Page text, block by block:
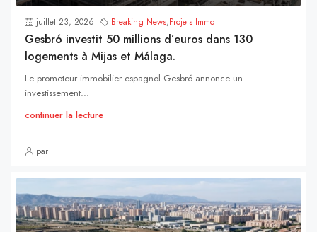
juillet 23, 2026 Breaking News,Projets Immo
Gesbró investit 50 millions d’euros dans 130
logements à Mijas et Málaga.
Le promoteur immobilier espagnol Gesbró annonce un
investissement...
continuer la lecture
par